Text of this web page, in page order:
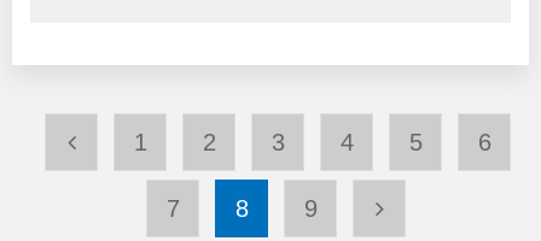
1 2 3 4 5 6
7 8 9